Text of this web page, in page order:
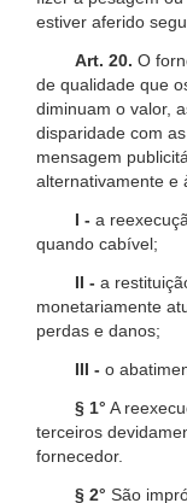
estiver aferido
Art. 20. O
de qualidade que
diminuam o valor,
disparidade com
mensagem
alternativamente e
I - a
quando cabível;
II - a
monetariamente
perdas e danos;
III - o
§ 1° A
terceiros
fornecedor.
§ 2° São